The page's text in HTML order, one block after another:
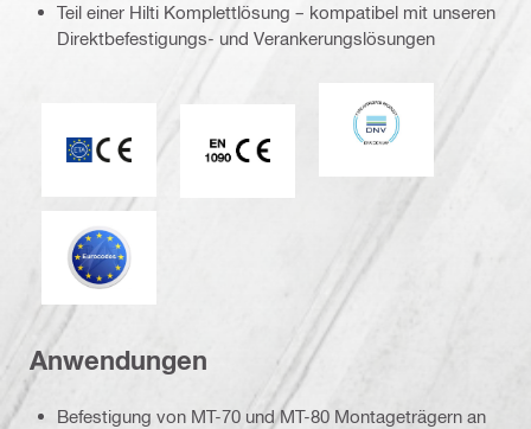
Teil einer Hilti Komplettlösung – kompatibel mit unseren
Direktbefestigungs- und Verankerungslösungen
CE EN 1090-Zeichen
DNV
Eurocode
Anwendungen
Befestigung von MT-70 und MT-80 Montageträgern an